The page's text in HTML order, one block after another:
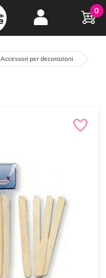
Hobby e
creatività...
oltre 15 anni online
0
Accessori per decorazioni